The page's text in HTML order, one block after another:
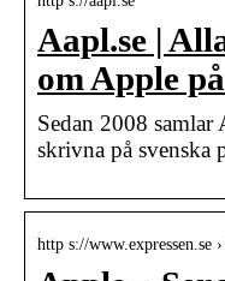
Aapl.se |
om Apple
Sedan 2008
skrivna på svenska
http s://www.expressen.se